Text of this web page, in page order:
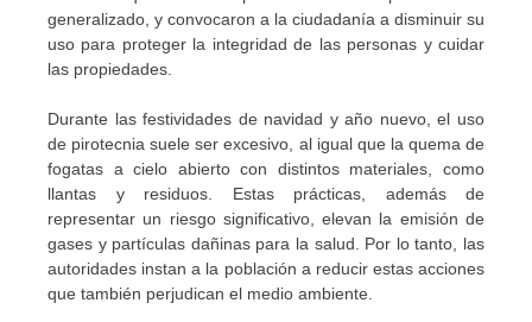
generalizado, y convocaron a la ciudadanía a disminuir su
uso para proteger la integridad de las personas y cuidar
las propiedades.
Durante las festividades de navidad y año nuevo, el uso
de pirotecnia suele ser excesivo, al igual que la quema de
fogatas a cielo abierto con distintos materiales, como
llantas y residuos. Estas prácticas, además de
representar un riesgo significativo, elevan la emisión de
gases y partículas dañinas para la salud. Por lo tanto, las
autoridades instan a la población a reducir estas acciones
que también perjudican el medio ambiente.